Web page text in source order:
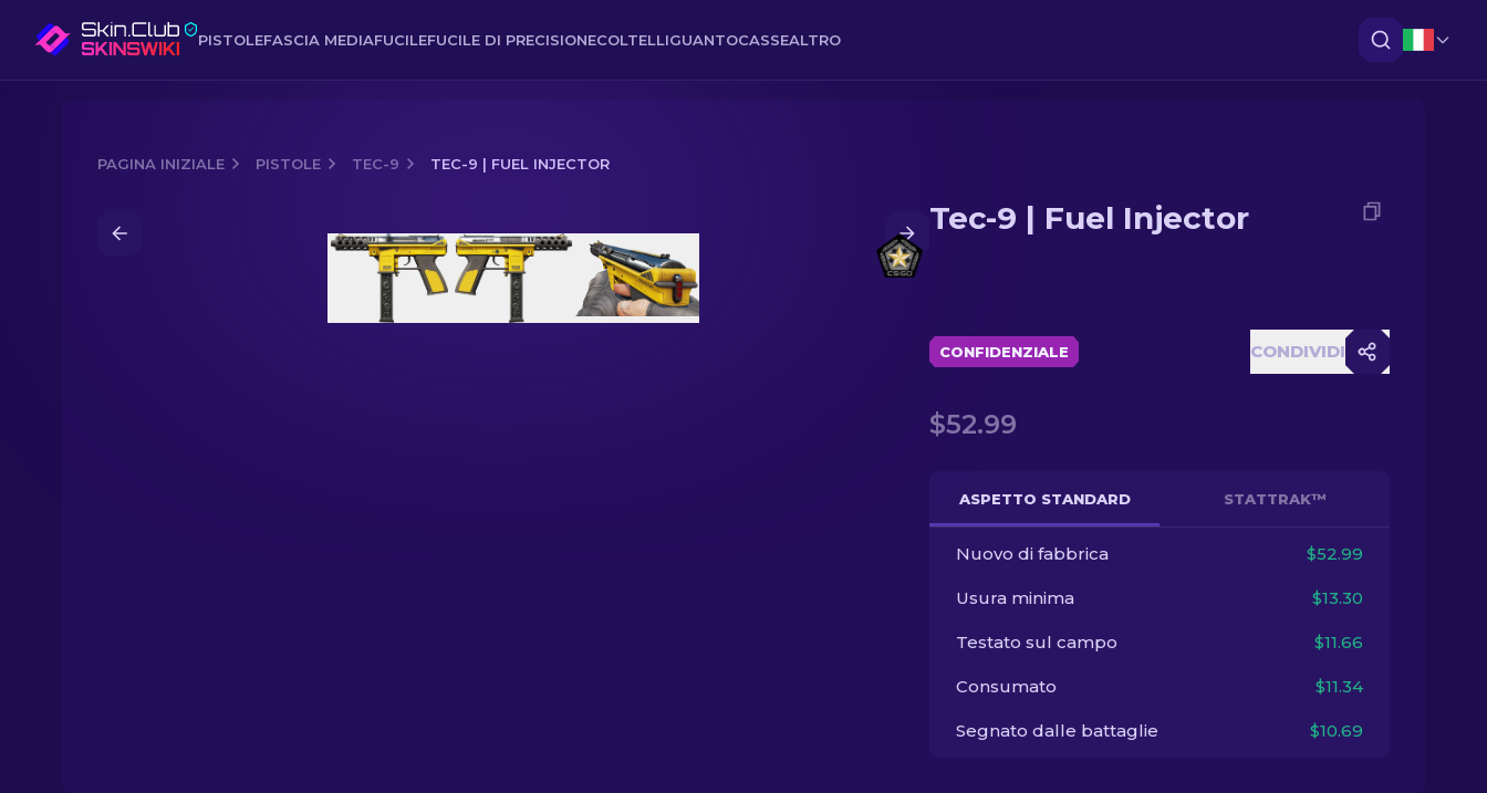
PISTOLEFASCIA MEDIAFUCILEFUCILE DI PRECISIONECOLTELLIGUANTOCASSEALTRO
PAGINA INIZIALE PISTOLE TEC-9 TEC-9 | FUEL INJECTOR
Tec-9 | Fuel Injector
Tec-9 | Fuel Injector
CONFIDENZIALE CONDIVIDI
$52.99
ASPETTO STANDARD STATTRAK™
Nuovo di fabbrica $52.99
Usura minima $13.30
Testato sul campo $11.66
Consumato $11.34
Segnato dalle battaglie $10.69